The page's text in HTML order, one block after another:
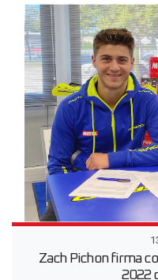
Zach Pichon firma
2022